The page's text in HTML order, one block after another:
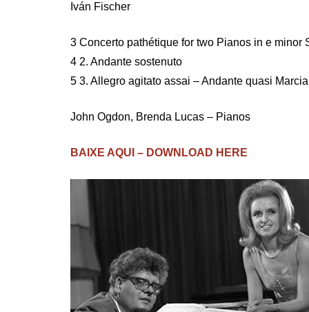
Iván Fischer
3 Concerto pathétique for two Pianos in e minor
4 2. Andante sostenuto
5 3. Allegro agitato assai – Andante quasi
John Ogdon, Brenda Lucas – Pianos
BAIXE AQUI – DOWNLOAD HERE